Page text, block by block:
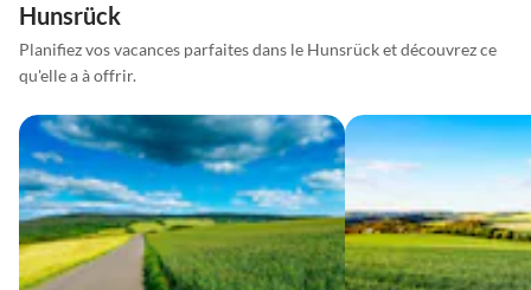
Hunsrück
Planifiez vos vacances parfaites dans le Hunsrück et découvrez ce
qu'elle a à offrir.